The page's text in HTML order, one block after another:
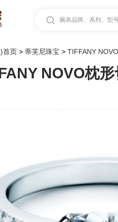
腕表品牌、系列、型
首页 > 蒂芙尼珠宝 > TIFFANY NOVO
NOVO枕